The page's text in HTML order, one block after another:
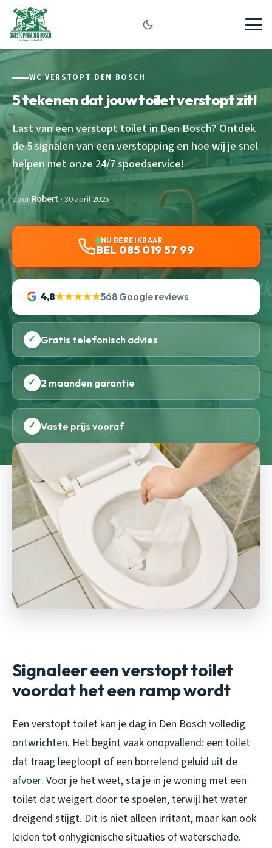
WC VERSTOPT DEN BOSCH
5 tekenen dat jouw toilet verstopt zit!
Last van een verstopt toilet in Den Bosch? Ontdek
de 5 signalen van een verstopping en hoe wij je snel
helpen met onze 24/7 spoedservice!
doorRobert · 30 april 2025
NU BEREIKBAAR
BEL 085 019 57 99
4,8★★★★★568 Google reviews
✓ Gratis telefonisch advies
✓ 2 maanden garantie
✓ Vaste prijs vooraf
Signaleer een verstopt toilet
voordat het een ramp wordt
Een verstopt toilet kan je dag in Den Bosch volledig
ontwrichten. Het begint vaak onopvallend: een toilet
dat traag leegloopt of een borrelend geluid uit de
afvoer. Voor je het weet, sta je in je woning met een
toilet dat weigert door te spoelen, terwijl het water
dreigend stijgt. Dit is niet alleen irritant, maar kan ook
leiden tot onhygiënische situaties of waterschade.